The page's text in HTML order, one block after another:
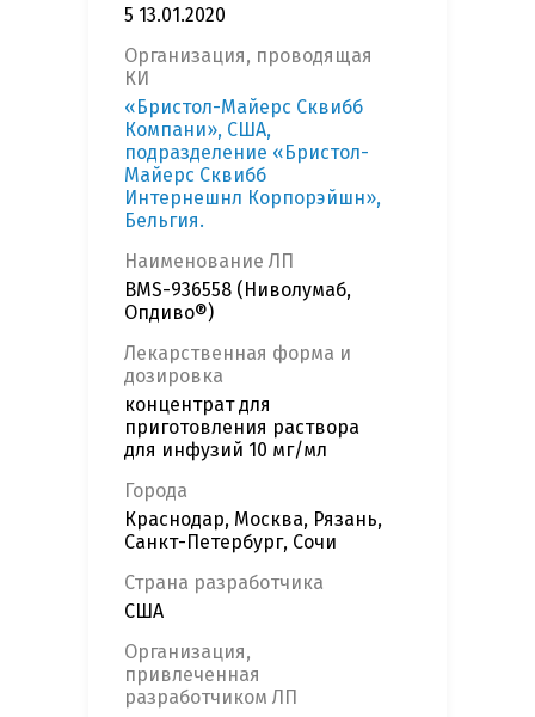
5 13.01.2020
Организация, проводящая
КИ
«Бристол-Майерс Сквибб
Компани», США,
подразделение «Бристол-
Майерс Сквибб
Интернешнл Корпорэйшн»,
Бельгия.
Наименование ЛП
BMS-936558 (Ниволумаб,
Опдиво®)
Лекарственная форма и
дозировка
концентрат для
приготовления раствора
для инфузий 10 мг/мл
Города
Краснодар, Москва, Рязань,
Санкт-Петербург, Сочи
Страна разработчика
США
Организация,
привлеченная
разработчиком ЛП